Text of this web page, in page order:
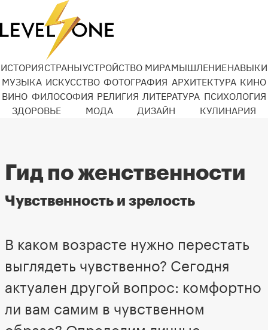
ИСТОРИЯСТРАНЫУСТРОЙСТВО МИРАМЫШЛЕНИЕНАВЫКИ
МУЗЫКА ИСКУССТВО ФОТОГРАФИЯ АРХИТЕКТУРА КИНО
ВИНО ФИЛОСОФИЯ РЕЛИГИЯ ЛИТЕРАТУРА ПСИХОЛОГИЯ
ЗДОРОВЬЕ
МОДА ДИЗАЙН КУЛИНАРИЯ
Гид по женственности
Чувственность и зрелость
В каком возрасте нужно перестать
выглядеть чувственно? Сегодня
актуален другой вопрос: комфортно
ли вам самим в чувственном